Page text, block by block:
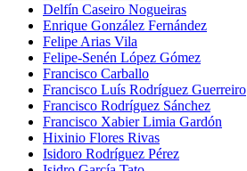
Delfín Caseiro Nogueiras
Enrique González Fernández
Felipe Arias Vila
Felipe-Senén López Gómez
Francisco Carballo
Francisco Luís Rodríguez Guerreiro
Francisco Rodríguez Sánchez
Francisco Xabier Limia Gardón
Hixinio Flores Rivas
Isidoro Rodríguez Pérez